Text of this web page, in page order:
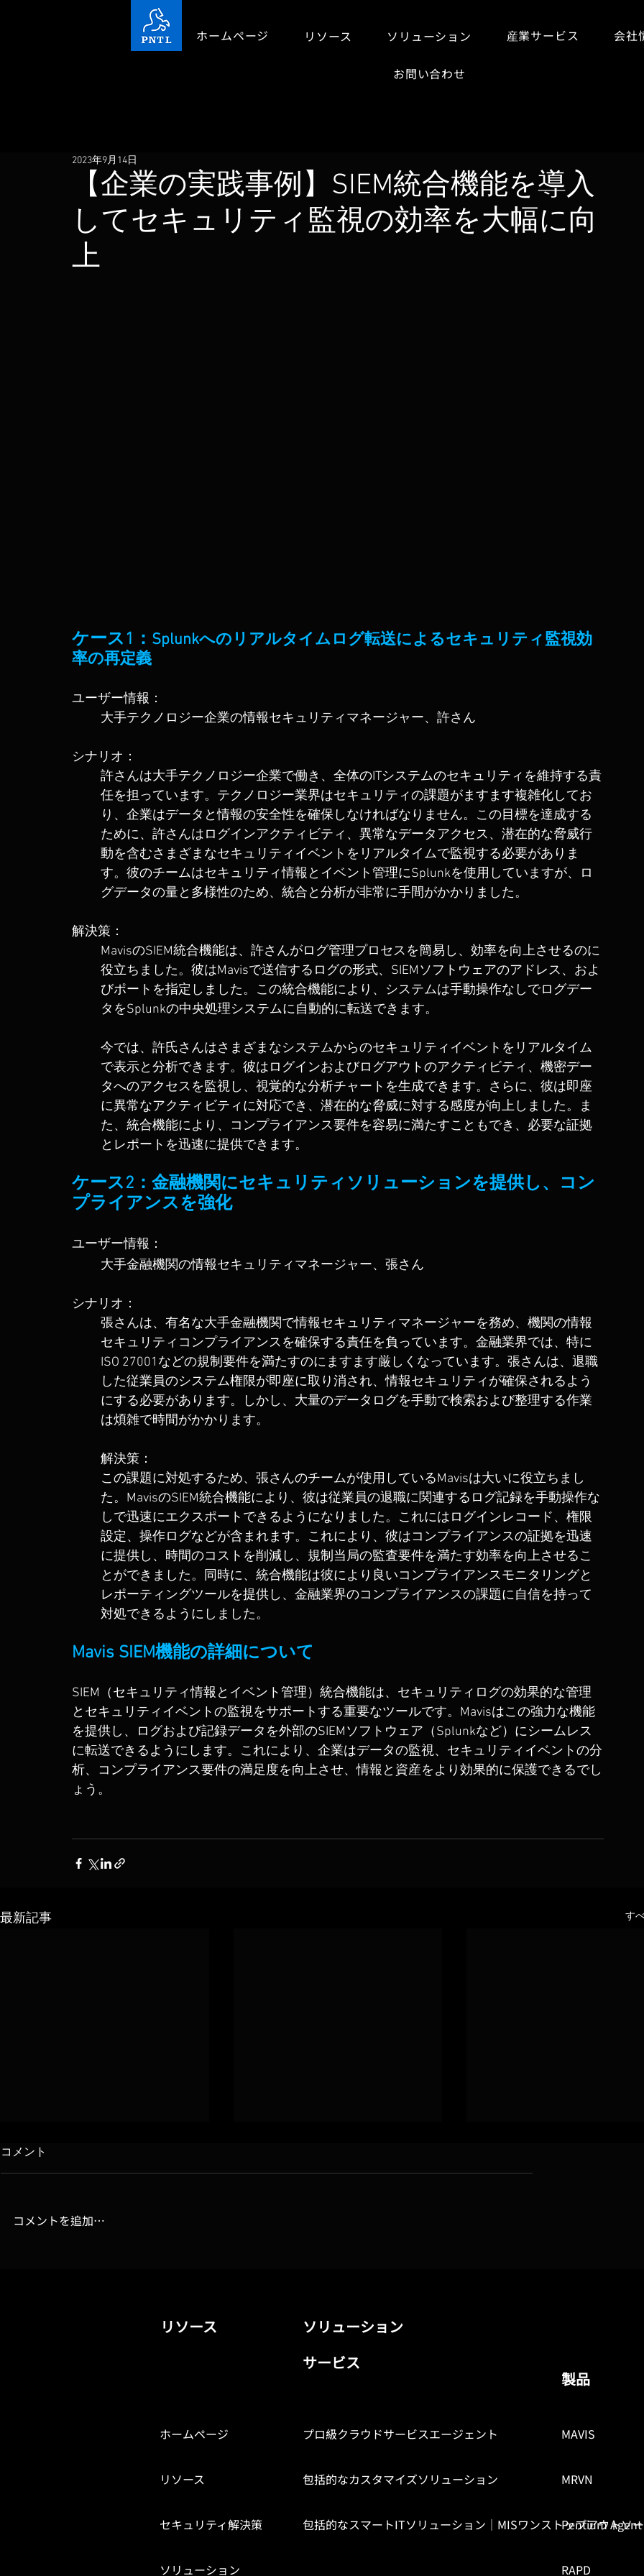
ホームページ リソース ソリューション 産業サービス 会社
お問い合わせ
【企業の実践事例】SIEM統合機能を導入
してセキュリティ監視の効率を大幅に向
上
2023年9月14日
ケース1： Splunkへのリアルタイムログ転送によるセキュリティ監視効
率の再定義
ユーザー情報：
大手テクノロジー企業の情報セキュリティマネージャー、許さん
シナリオ：
許さんは大手テクノロジー企業で働き、全体のITシステムのセキュリティを維持する責
任を担っています。テクノロジー業界はセキュリティの課題がますます複雑化してお
り、企業はデータと情報の安全性を確保しなければなりません。この目標を達成する
ために、許さんはログインアクティビティ、異常なデータアクセス、潜在的な脅威行
動を含むさまざまなセキュリティイベントをリアルタイムで監視する必要がありま
す。彼のチームはセキュリティ情報とイベント管理にSplunkを使用していますが、ロ
グデータの量と多様性のため、統合と分析が非常に手間がかかりました。
解決策：
MavisのSIEM統合機能は、許さんがログ管理プロセスを簡易し、効率を向上させるのに
役立ちました。彼はMavisで送信するログの形式、SIEMソフトウェアのアドレス、およ
びポートを指定しました。この統合機能により、システムは手動操作なしでログデー
タをSplunkの中央処理システムに自動的に転送できます。
今では、許氏さんはさまざまなシステムからのセキュリティイベントをリアルタイム
で表示と分析できます。彼はログインおよびログアウトのアクティビティ、機密デー
タへのアクセスを監視し、視覚的な分析チャートを生成できます。さらに、彼は即座
に異常なアクティビティに対応でき、潜在的な脅威に対する感度が向上しました。ま
た、統合機能により、コンプライアンス要件を容易に満たすこともでき、必要な証拠
とレポートを迅速に提供できます。
ケース2：金融機関にセキュリティソリューションを提供し、コン
プライアンスを強化
ユーザー情報：
大手金融機関の情報セキュリティマネージャー、張さん
シナリオ：
張さんは、有名な大手金融機関で情報セキュリティマネージャーを務め、機関の情報
セキュリティコンプライアンスを確保する責任を負っています。金融業界では、特に
ISO 27001などの規制要件を満たすのにますます厳しくなっています。張さんは、退職
した従業員のシステム権限が即座に取り消され、情報セキュリティが確保されるよう
にする必要があります。しかし、大量のデータログを手動で検索および整理する作業
は煩雑で時間がかかります。
解決策：
この課題に対処するため、張さんのチームが使用しているMavisは大いに役立ちまし
た。MavisのSIEM統合機能により、彼は従業員の退職に関連するログ記録を手動操作な
しで迅速にエクスポートできるようになりました。これにはログインレコード、権限
設定、操作ログなどが含まれます。これにより、彼はコンプライアンスの証拠を迅速
に提供し、時間のコストを削減し、規制当局の監査要件を満たす効率を向上させるこ
とができました。同時に、統合機能は彼により良いコンプライアンスモニタリングと
レポーティングツールを提供し、金融業界のコンプライアンスの課題に自信を持って
対処できるようにしました。
Mavis SIEM機能の詳細について
SIEM（セキュリティ情報とイベント管理）統合機能は、セキュリティログの効果的な管理
とセキュリティイベントの監視をサポートする重要なツールです。Mavisはこの強力な機能
を提供し、ログおよび記録データを外部のSIEMソフトウェア（Splunkなど）にシームレス
に転送できるようにします。これにより、企業はデータの監視、セキュリティイベントの分
析、コンプライアンス要件の満足度を向上させ、情報と資産をより効果的に保護できるでし
ょう。
最新記事 す
Compliant, and Efficient Data
コメント
コメントを追加…
リソース
ソリューション
サービス
製品
ホームページ
リソース
セキュリティ解決策
ソリューション
プロ級クラウドサービスエージェント
包括的なカスタマイズソリューション
包括的なスマートITソリューション｜MISワンストップアウトソ
MAVIS
MRVN
Pentium Agent
RAPD